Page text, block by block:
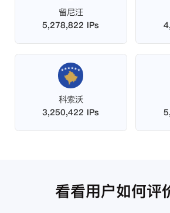
留尼汪
5,278,822 IPs
科索沃
3,250,422 IPs
看看用户如何评